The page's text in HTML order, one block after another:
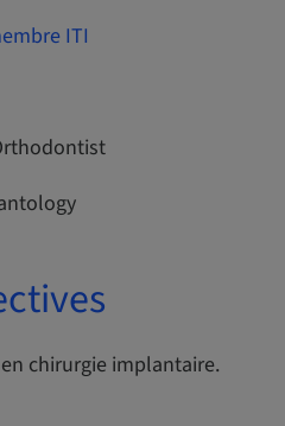
ITI
chirurgie implantaire.